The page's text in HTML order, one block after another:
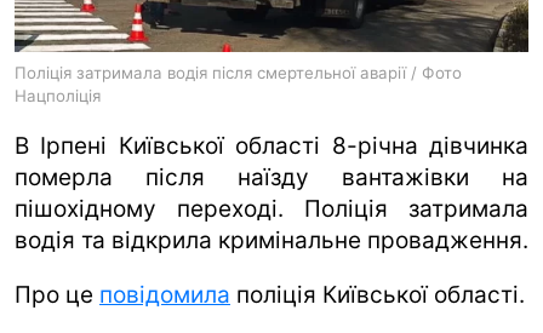
Поліція затримала водія після смертельної аварії / Фото
Нацполіція
В Ірпені Київської області 8-річна дівчинка
померла після наїзду вантажівки на
пішохідному переході. Поліція затримала
водія та відкрила кримінальне провадження.
Про це повідомила поліція Київської області.